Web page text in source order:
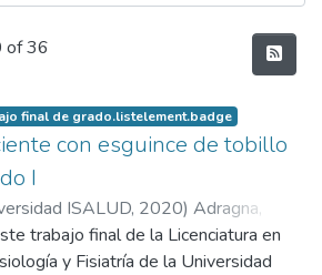
of 36
final de grado.listelement.badge
con esguince de tobillo
I
ISALUD, 2020) Adragna,
Mariano
trabajo final de la Licenciatura en
y Fisiatría de la Universidad